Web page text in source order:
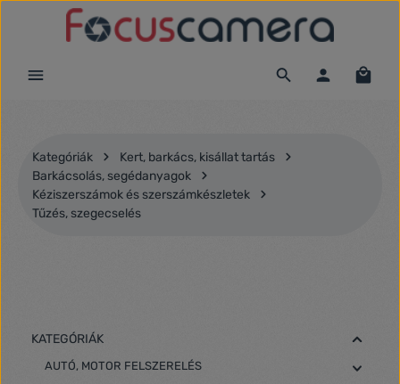
Ugrás a fő tartalomra
Kategóriák
Kert, barkács, kisállat tartás
Barkácsolás, segédanyagok
Kéziszerszámok és szerszámkészletek
Tűzés, szegecselés
KATEGÓRIÁK
AUTÓ, MOTOR FELSZERELÉS